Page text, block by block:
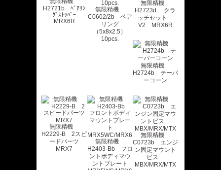
H2721b ﾍﾞｱﾘﾝ
ｸﾞｽﾄｯﾊﾟｰ
MRX6R
無限精機
C0602/2b ベア
リング
（5x8x2.5）
10pcs.
無限精機
H2723d クラ
ッチセット
V2 MRX6R
無限精機
H2724b テーパ
ーコーン
無限精機
H2229-B 2スピ
ードパーツ
MRX7
無限精機
H2403-Bb フロ
ントボディマウ
ントプレート
無限精機
C0723b エンジ
ン固定マウント
ビス
MBX/MRX/MTX